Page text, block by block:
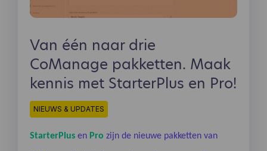
Van één naar drie
CoManage pakketten. Maak
kennis met StarterPlus en Pro!
NIEUWS & UPDATES
StarterPlus en Pro zijn de nieuwe pakketten van